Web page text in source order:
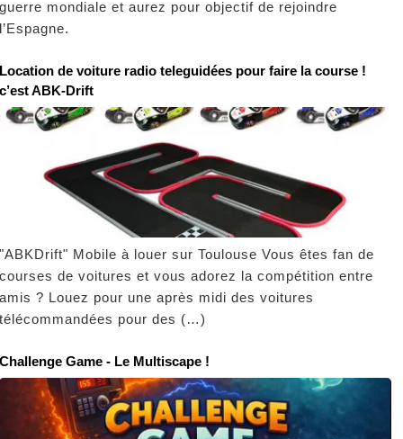
mondiale et aurez pour objectif de rejoindre
de voiture radio teleguidées pour faire la course !
ABK-Drift
Mobile à louer sur Toulouse Vous êtes fan de
de voitures et vous adorez la compétition entre
? Louez pour une après midi des voitures
pour des (…)
Game - Le Multiscape !